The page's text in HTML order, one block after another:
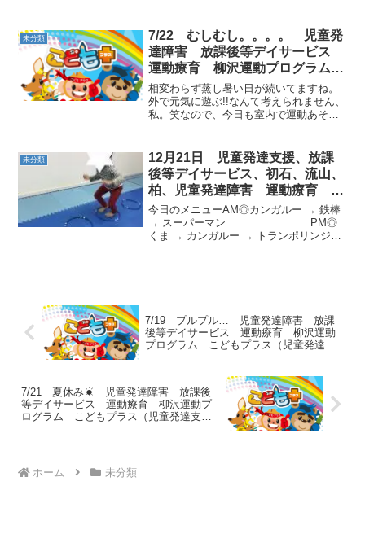
◎動物歩き いろんな動物に変身だ～～
上手に変身し...
未分類
7/22 むしむし。。。。 児童発
達障害 放課後等デイサービス
運動療育 柳沢運動プログラム
こどもプラス（児童発達支援 放
課後等デイサービス 発達気に
なる 発達障害 放デイ 自閉
ルガー症候群）発達障害 流山
市 柏市
相変わらず蒸し暑い日が続いてますね。
外で元気に遊ぶ!!なんて考えられません、
私。笑なので、今日も室内で運動あそび
来てくれた子もありがとう☆ゆっくり休
んで体調崩さな...
未分類
12月21日 児童発達支援、放課
後等デイサービス、初石、流山、
柏、児童発達障害 運動療育 柳
沢運動プログラム こども発達気
になる 発達障害 放デイ 自閉
症 学習障害 LD ADHD アスペ
今日のメニューAM◎カンガルー → 鉄棒
→ スーパーマン PM◎
くま → カンガルー → トランポリンジャ
7/19 プルプル… 児童発達障害 放課
後等デイサービス 運動療育 柳沢運動
プログラム こどもプラス（児童発達支
害 LD ADHD アスペルガー症候群）発達
障害 流山市 柏市
7/21 夏休み☀ 児童発達障害 放課後
等デイサービス 運動療育 柳沢運動プ
ログラム こどもプラス（児童発達支
障害 流山市 柏市
ホーム 未分類